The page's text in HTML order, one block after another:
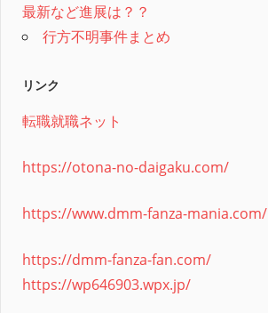
最新など進展は？？
行方不明事件まとめ
リンク
転職就職ネット
https://otona-no-daigaku.com/
https://www.dmm-fanza-mania.com/
https://dmm-fanza-fan.com/
https://wp646903.wpx.jp/